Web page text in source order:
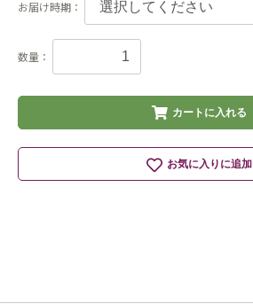
お届け時期：
数量：
カートに入れる
お気に入りに追加